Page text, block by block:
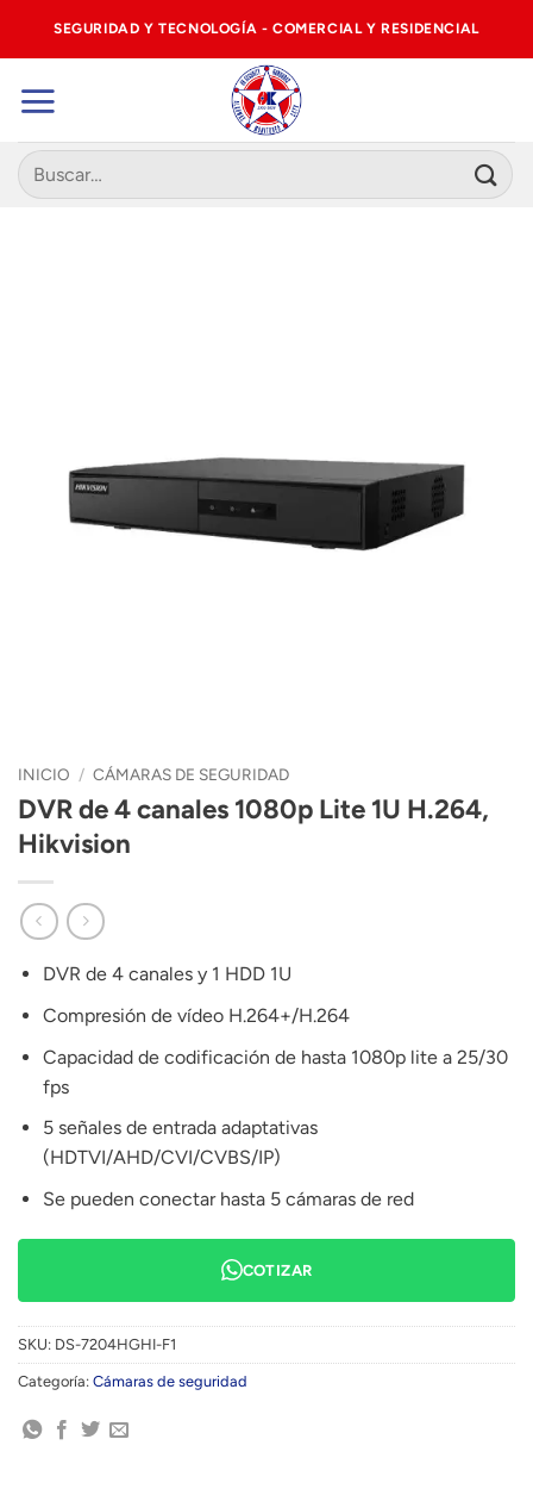
SEGURIDAD Y TECNOLOGÍA - COMERCIAL Y RESIDENCIAL
Buscar
por:
INICIO / CÁMARAS DE SEGURIDAD
DVR de 4 canales 1080p Lite 1U H.264,
Hikvision
DVR de 4 canales y 1 HDD 1U
Compresión de vídeo H.264+/H.264
Capacidad de codificación de hasta 1080p lite a 25/30
fps
5 señales de entrada adaptativas
(HDTVI/AHD/CVI/CVBS/IP)
Se pueden conectar hasta 5 cámaras de red
COTIZAR
SKU: DS-7204HGHI-F1
Categoría: Cámaras de seguridad